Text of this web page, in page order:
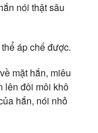
nói thật sâu
áp chế được.
mặt hắn, miêu
lên đôi môi khô
hắn, nói nhỏ